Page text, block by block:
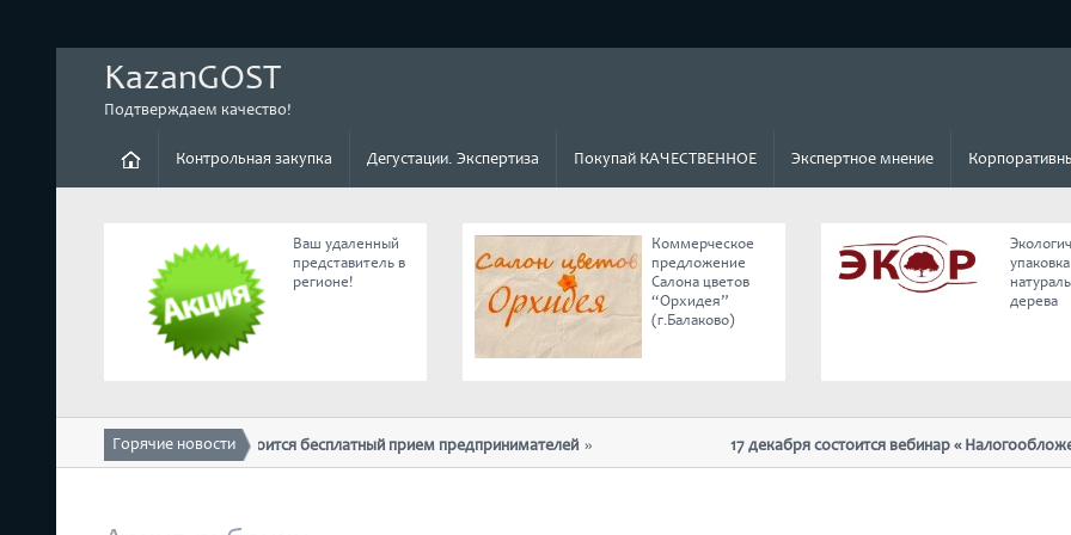
KazanGOST
Подтверждаем качество!
Контрольная закупка Дегустации. Экспертиза Покупай КАЧЕСТВЕННОЕ Экспертное мнение
Ваш удаленный
представитель в
регионе!
Коммерческое
предложение
Салона цветов
“Орхидея”
(г.Балаково)
дерева
Горячие новости
10 февраля в ТПП РТ состоится бесплатный прием предпринимателей
17 декабря состоится вебинар «
отмены ЕНВД»